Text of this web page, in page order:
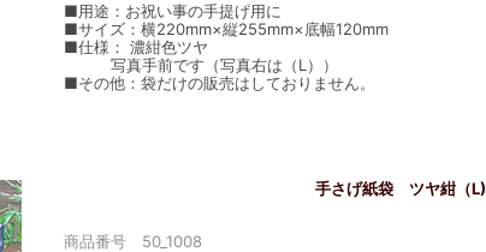
■用途：お祝い事の手提げ用に
■サイズ：横220mm×縦255mm×底幅120mm
■仕様： 濃紺色ツヤ
写真手前です（写真右は（L））
■その他：袋だけの販売はしておりません。
手さげ紙袋 ツヤ紺（L)
商品番号 50_1008